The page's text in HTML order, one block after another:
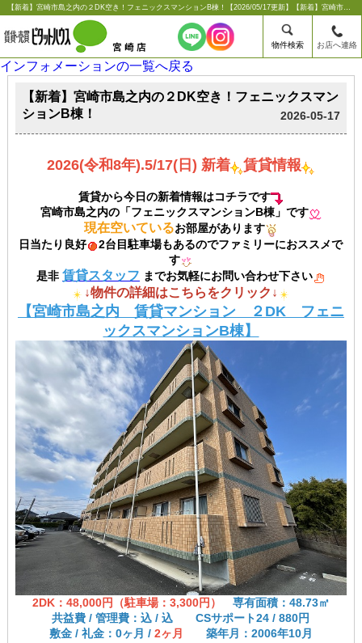
【新着】宮崎市島之内の２DK空き！フェニックスマンションB棟！【2026/05/17更新】【新着】宮崎市島之内の２DK空き！フェニックスマンションB棟！ |宮崎市の賃貸のことならシーエス不動産コンサルタンツ【ピタットハウス宮崎店】
物件検索 お店へ連絡
インフォメーションの一覧へ戻る
【新着】宮崎市島之内の２DK空き！フェニックスマン
ションB棟！
2026-05-17
2026(令和8年).5/17(日) 新着 賃貸情報
賃貸から今日の新着情報はコチラです
宮崎市島之内の「フェニックスマンションB棟」です
現在空いているお部屋があります
日当たり良好
2台目駐車場もあるのでファミリーにおススメで
す
是非 賃貸スタッフ までお気軽にお問い合わせ下さい
↓物件の詳細はこちらをクリック↓
【宮崎市島之内 賃貸マンション ２DK フェニ
ックスマンションB棟】
2DK：48,000円（駐車場：3,300円）
専有面積：48.73㎡
共益費 / 管理費：込 / 込 CSサポート24 / 880円
敷金 / 礼金：0ヶ月 / 2ヶ月 築年月：2006年10月